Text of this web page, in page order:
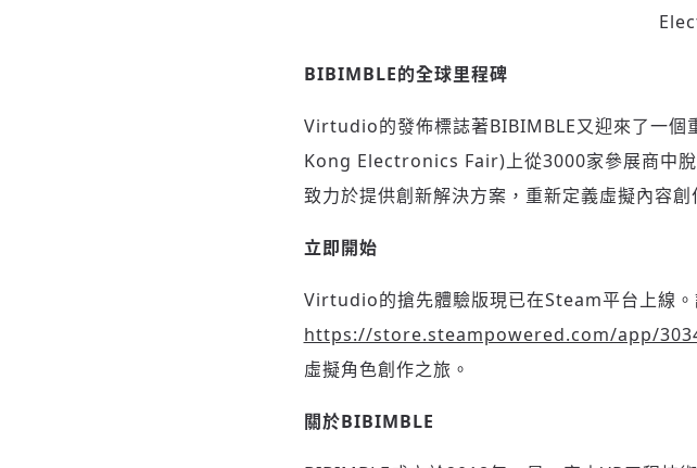
BIBIMBLE的全球里程碑
Virtudio的發佈標誌著BIBIMBLE又迎來了一個
Kong Electronics Fair)上從3000家參展商中
致力於提供創新解決方案，重新定義虛擬內容創
立即開始
Virtudio的搶先體驗版現已在Steam平台上線。
https://store.steampowered.com/app/
虛擬角色創作之旅。
關於BIBIMBLE